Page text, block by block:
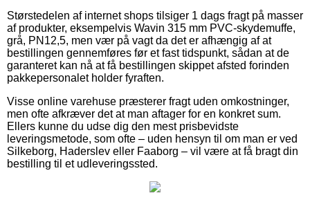
Størstedelen af internet shops tilsiger 1 dags fragt på masser
af produkter, eksempelvis Wavin 315 mm PVC-skydemuffe,
grå, PN12,5, men vær på vagt da det er afhængig af at
bestillingen gennemføres før et fast tidspunkt, sådan at de
garanteret kan nå at få bestillingen skippet afsted forinden
pakkepersonalet holder fyraften.
Visse online varehuse præsterer fragt uden omkostninger,
men ofte afkræver det at man aftager for en konkret sum.
Ellers kunne du udse dig den mest prisbevidste
leveringsmetode, som ofte – uden hensyn til om man er ved
Silkeborg, Haderslev eller Faaborg – vil være at få bragt din
bestilling til et udleveringssted.